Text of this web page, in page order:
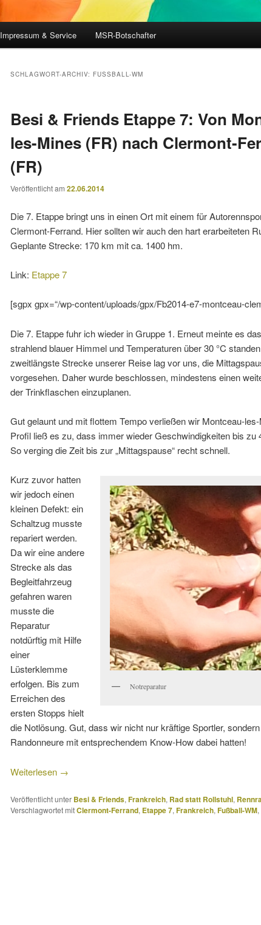
Impressum & Service MSR-Botschafter
SCHLAGWORT-ARCHIV: FUSSBALL-WM
Besi & Friends Etappe 7: Von
les-Mines (FR) nach Clermont-
(FR)
Veröffentlicht am 22.06.2014
Die 7. Etappe bringt uns in einen Ort mit einem für
Clermont-Ferrand. Hier sollten wir auch den hart erarbeiteten
Geplante Strecke: 170 km mit ca. 1400 hm.
Link: Etappe 7
[sgpx gpx=“/wp-content/uploads/gpx/Fb2014-e7-montceau-
Die 7. Etappe fuhr ich wieder in Gruppe 1. Erneut meinte es
strahlend blauer Himmel und Temperaturen über 30 °C
zweitlängste Strecke unserer Reise lag vor uns, die
vorgesehen. Daher wurde beschlossen, mindestens einen
der Trinkflaschen einzuplanen.
Gut gelaunt und mit flottem Tempo verließen wir Montceau-
Profil ließ es zu, dass immer wieder Geschwindigkeiten bis zu
So verging die Zeit bis zur „Mittagspause“ recht schnell.
Notreparatur
Kurz zuvor hatten
wir jedoch einen
kleinen Defekt: ein
Schaltzug musste
repariert werden.
Da wir eine andere
Strecke als das
Begleitfahrzeug
gefahren waren
musste die
Reparatur
notdürftig mit Hilfe
einer
Lüsterklemme
erfolgen. Bis zum
Erreichen des
ersten Stopps hielt
die Notlösung. Gut, dass wir nicht nur kräftige Sportler,
Randonneure mit entsprechendem Know-How dabei hatten!
Weiterlesen →
Veröffentlicht unter Besi & Friends, Frankreich, Rad statt Rollstuhl,
Verschlagwortet mitClermont-Ferrand, Etappe 7, Frankreich, Fußball-WM,